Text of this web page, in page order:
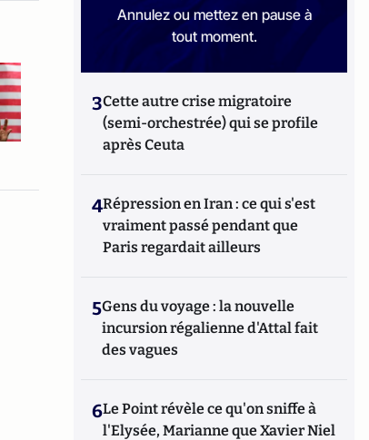
Annulez ou mettez en pause à
tout moment.
3Cette autre crise migratoire
(semi-orchestrée) qui se profile
après Ceuta
4Répression en Iran : ce qui s'est
vraiment passé pendant que
Paris regardait ailleurs
5Gens du voyage : la nouvelle
incursion régalienne d'Attal fait
des vagues
6Le Point révèle ce qu'on sniffe à
l'Elysée, Marianne que Xavier Niel